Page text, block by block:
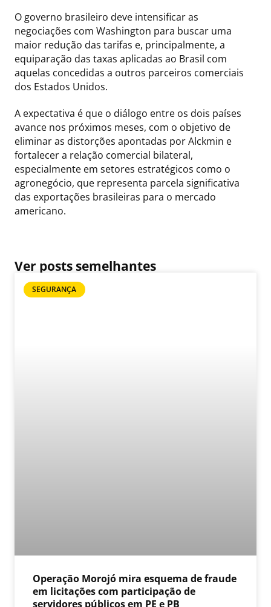
O governo brasileiro deve intensificar as
negociações com Washington para buscar uma
maior redução das tarifas e, principalmente, a
equiparação das taxas aplicadas ao Brasil com
aquelas concedidas a outros parceiros comerciais
dos Estados Unidos.
A expectativa é que o diálogo entre os dois países
avance nos próximos meses, com o objetivo de
eliminar as distorções apontadas por Alckmin e
fortalecer a relação comercial bilateral,
especialmente em setores estratégicos como o
agronegócio, que representa parcela significativa
das exportações brasileiras para o mercado
americano.
Ver posts semelhantes
SEGURANÇA
Operação Morojó mira esquema de fraude
em licitações com participação de
servidores públicos em PE e PB